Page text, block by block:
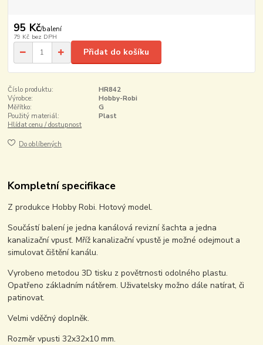
95 Kč/balení
79 Kč bez DPH
Přidat do košíku
Číslo produktu:
HR842
Výrobce:
Hobby-Robi
Měřítko:
G
Použitý materiál:
Plast
Hlídat cenu / dostupnost
Do oblíbených
Kompletní specifikace
Z produkce Hobby Robi. Hotový model.
Součástí balení je jedna kanálová revizní šachta a jedna
kanalizační vpusť. Mříž kanalizační vpustě je možné odejmout a
simulovat čištění kanálu.
Vyrobeno metodou 3D tisku z povětrnosti odolného plastu.
Opatřeno základním nátěrem. Uživatelsky možno dále natírat, či
patinovat.
Velmi vděčný doplněk.
Rozměr vpusti 32x32x10 mm.